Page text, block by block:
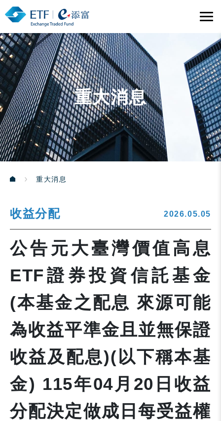
重大消息
重大消息
收益分配 2026.05.05
公告元大臺灣價值高息
ETF證券投資信託基金
(本基金之配息 來源可能
為收益平準金且並無保證
收益及配息)(以下稱本基
金) 115年04月20日收益
分配決定做成日每受益權